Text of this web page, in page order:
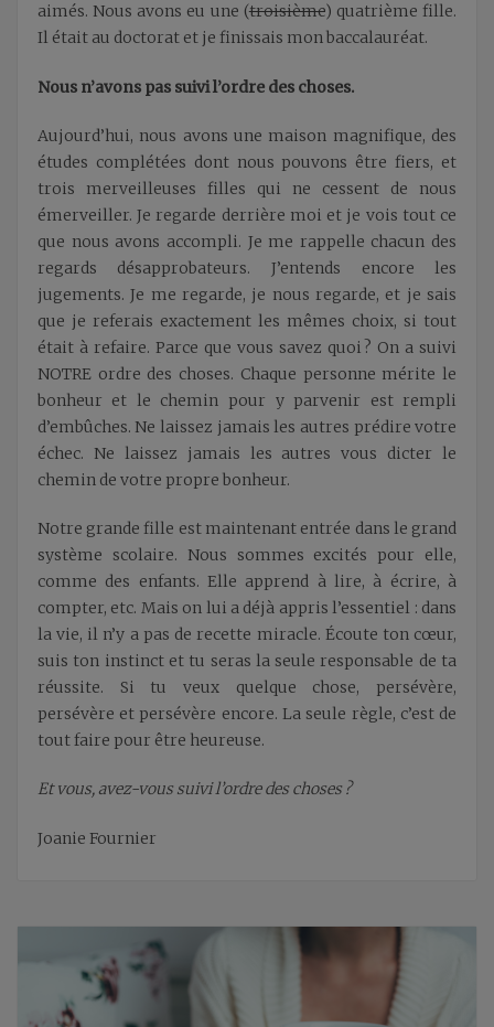
aimés. Nous avons eu une (troisième) quatrième fille.
Il était au doctorat et je finissais mon baccalauréat.
Nous n’avons pas suivi l’ordre des choses.
Aujourd’hui, nous avons une maison magnifique, des
études complétées dont nous pouvons être fiers, et
trois merveilleuses filles qui ne cessent de nous
émerveiller. Je regarde derrière moi et je vois tout ce
que nous avons accompli. Je me rappelle chacun des
regards désapprobateurs. J’entends encore les
jugements. Je me regarde, je nous regarde, et je sais
que je referais exactement les mêmes choix, si tout
était à refaire. Parce que vous savez quoi ? On a suivi
NOTRE ordre des choses. Chaque personne mérite le
bonheur et le chemin pour y parvenir est rempli
d’embûches. Ne laissez jamais les autres prédire votre
échec. Ne laissez jamais les autres vous dicter le
chemin de votre propre bonheur.
Notre grande fille est maintenant entrée dans le grand
système scolaire. Nous sommes excités pour elle,
comme des enfants. Elle apprend à lire, à écrire, à
compter, etc. Mais on lui a déjà appris l’essentiel : dans
la vie, il n’y a pas de recette miracle. Écoute ton cœur,
suis ton instinct et tu seras la seule responsable de ta
réussite. Si tu veux quelque chose, persévère,
persévère et persévère encore. La seule règle, c’est de
tout faire pour être heureuse.
Et vous, avez-vous suivi l’ordre des choses ?
Joanie Fournier